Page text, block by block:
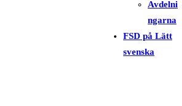
Avdelni
ngarna
FSD på Lätt
svenska